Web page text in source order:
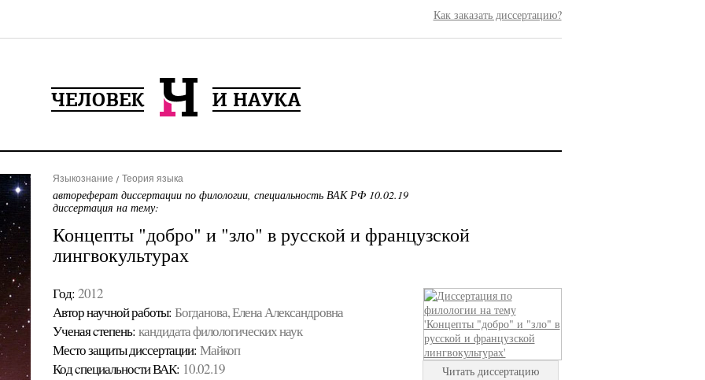
Как заказать диссертацию?
Языкознание Теория языка
автореферат диссертации по филологии, специальность ВАК РФ 10.02.19
диссертация на тему:
Концепты "добро" и "зло" в русской и французской
лингвокультурах
Год: 2012
Автор научной работы: Богданова, Елена Александровна
Ученая cтепень: кандидата филологических наук
Место защиты диссертации: Майкоп
Код cпециальности ВАК: 10.02.19
Читать диссертацию